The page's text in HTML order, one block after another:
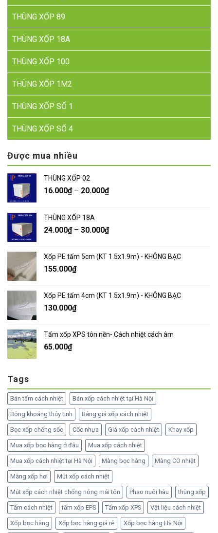
THÙNG XỐP 89
THÙNG XỐP 18A
THÙNG XỐP 100
THÙNG XỐP 1M2
THÙNG XỐP SỐ 1
THÙNG XỐP SỐ 4
Được mua nhiều
THÙNG XỐP 02
16.000₫– 20.000₫
THÙNG XỐP 18A
24.000₫– 30.000₫
Xốp PE tấm 5cm (KT 1.5x1.9m) - KHÔNG BẠC
155.000₫
Xốp PE tấm 4cm (KT 1.5x1.9m) - KHÔNG BẠC
130.000₫
Tấm xốp XPS tôn nền- Cách nhiệt cách âm
65.000₫
Tags
Bán tấm cách nhiệt Bán xốp cách nhiệt tại Hà Nội
Bông khoáng thủy tinh Bảng giá xốp cách nhiệt
Bọc xốp chống sốc Cốc nhựa Giá xốp cách nhiệt Khay xốp
Mua xốp bọc hàng ở đâu Mua xốp cách nhiệt
Mua xốp cách nhiệt tại Hà Nội Màng bọc hàng Màng CO nhiệt
Màng xốp hơi Mút xốp cách nhiệt
Mút xốp cách nhiệt chống nóng mái tôn Phao nuôi hàu thùng xốp
Tấm cách nhiệt tấm xốp EPS Tấm xốp XPS Vật liệu cách nhiệt
Xốp bọc hàng Xốp bọc hàng giá rẻ Xốp bọc hàng Hà Nội